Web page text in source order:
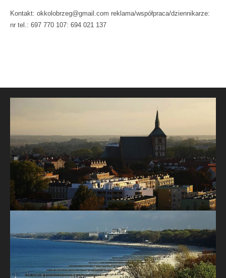
Kontakt: okkolobrzeg@gmail.com reklama/współpraca/dziennikarze:
nr tel.: 697 770 107: 694 021 137